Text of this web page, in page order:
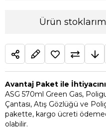
Ürün
Avantaj Paket ile
ASG 570ml Green Gas,
Çantası, Atış Gözlüğü ve
pakette, kargo ücreti
olabilir.